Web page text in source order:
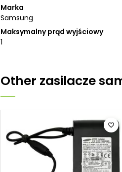
Marka
Samsung
Maksymalny prąd wyjściowy
1
Other zasilacze
